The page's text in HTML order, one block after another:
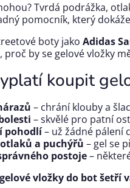
Tvrdá podrážka,
pomocník, který
boty jako Adidas
proč by se gelové vložky
koupit
– chrání klouby a
– skvělé pro patní
pohodlí– už žádné pálení
otlaků a puchýřů – gel se
postoje–
gelové vložky do bot šetří